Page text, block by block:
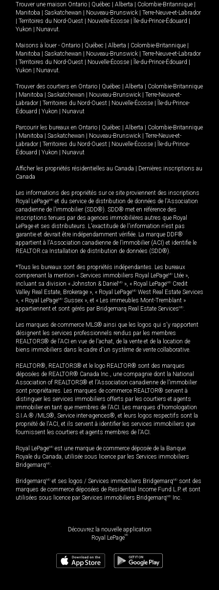
Trouver une maison Ontario Québec Alberta Colombie-Britannique
Manitoba
Saskatchewan Nouveau-Brunswick
Terre-Neuve-et-Labrador
Territoires du Nord-Ouest Nouvelle-Écosse Île-du-Prince-Édouard
Yukon
Nunavut.
Maisons à louer - Ontario Québec Alberta Colombie-Britannique
Manitoba
Saskatchewan Nouveau-Brunswick
Terre-Neuve-et-Labrador
Territoires du Nord-Ouest Nouvelle-Écosse Île-du-Prince-Édouard
Yukon
Nunavut.
Trouver des courtiers en Ontario Québec Alberta
Colombie-Britannique
Manitoba Saskatchewan Nouveau-Brunswick
Terre-Neuve-et-
Labrador
Territoires du Nord-Ouest Nouvelle-Écosse
Île-du-Prince-
Édouard
Yukon Nunavut
Parcourir les bureaux en Ontario Québec Alberta
Colombie-Britannique
Manitoba Saskatchewan Nouveau-Brunswick
Terre-Neuve-et-
Labrador
Territoires du Nord-Ouest Nouvelle-Écosse
Île-du-Prince-
Édouard
Yukon Nunavut
Afficher les propriétés résidentielles au Canada
Dernières inscriptions au
Canada
Les informations des propriétés sur ce site proviennent des inscriptions
Royal LePageMD et du service de distribution de données de l'Association
canadienne de l’immobilier (SDD®). SDD® met en référence des
inscriptions tenues par des agences immobilières autres que Royal
LePage et ses distributeurs. L'exactitude de l'information n'est pas
garantie et devrait être indépendamment vérifiée. La marque DDF®
appartient à l'Association canadienne de l’immobilier (ACI) et identifie le
REALTOR.ca Installation de distribution de données (SDD®).
*Tous les bureaux sont des propriétés indépendantes. Les bureaux
comprenant la mention « Services immobiliers Royal LePageMD Ltée »,
incluant sa division « Johnston & Daniel MD », « Royal LePageMD Credit
Valley Real Estate, Brokerage », « Royal LePageMD West Real Estate Services
», « Royal LePageMD Sussex », et « Les immeubles Mont-Tremblant »
appartiennent et sont gérés par Bridgemarq Real Estate ServicesMD.
Les marques de commerce MLS® ainsi que les logos qui s'y rapportent
désignent les services professionnels rendus par les membres
REALTORS® de l'ACI en vue de l'achat, de la vente et de la location de
biens immobiliers dans le cadre d'un système de vente collaborative.
REALTOR®, REALTORS® et le logo REALTOR® sont des marques
déposées de REALTOR® Canada Inc., une compagnie dont la National
Association of REALTORS® et l'Association canadienne de l’immobilier
sont propriétaires. Les marques de commerce REALTOR® servent à
distinguer les services immobiliers offerts par les courtiers et agents
immobilier en tant que membres de l'ACI. Les marques d'homologation
S.I.A.® /MLS®, Service inter-agences®, et leurs logos respectifs sont la
propriété de l'ACI, et ils servent à identifier les services immobiliers que
fournissent les courtiers et agents membres de l'ACI.
Royal LePageMD est une marque de commerce déposée de la Banque
Royale du Canada, utilisée sous licence par les Services immobiliers
BridgemarqMD.
BridgemarqMD et ses logos / Services immobiliers BridgemarqMD sont des
marques de commerce déposées de Residential Income Fund L.P. et sont
utilisées sous licence par Services immobiliers BridgemarqMD Inc.
Découvrez la nouvelle application
Royal LePageMD